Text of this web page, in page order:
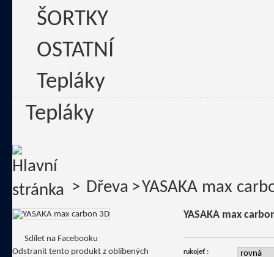
ŠORTKY
OSTATNÍ
Tepláky
Tepláky
> Dřeva >YASAKA max
Sdílet na Facebooku
Odstranit tento produkt z oblíbených
YASAKA max
rukojeť :